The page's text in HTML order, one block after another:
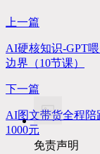
上一篇
AI硬核知识-GPT
边界（10节课）
下一篇
AI图文带货全程陪
1000元
免责声明